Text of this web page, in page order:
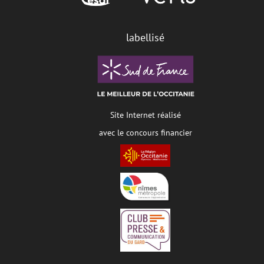
labellisé
Site Internet réalisé
avec le concours financier